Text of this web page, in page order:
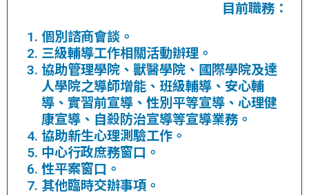
目前職務：
個別諮商會談。
三級輔導工作相關活動辦理。
協助管理學院、獸醫學院、國際學院及達
人學院之導師增能、班級輔導、安心輔
導、實習前宣導、性別平等宣導、心理健
康宣導、自殺防治宣導等宣導業務。
協助新生心理測驗工作。
中心行政庶務窗口。
性平案窗口。
其他臨時交辦事項。